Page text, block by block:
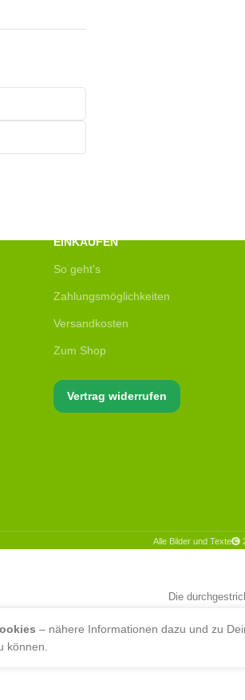
EINKAUFEN
So geht's
Zahlungsmöglichkeiten
Versandkosten
Zum Shop
Vertrag widerrufen
Alle Bilder und Texte
– nähere Informationen dazu und zu
können.
Die